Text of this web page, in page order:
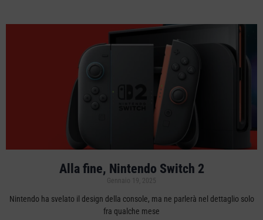
Alla fine, Nintendo Switch 2
Gennaio 19, 2025
Nintendo ha svelato il design della console, ma ne parlerà nel dettaglio solo
fra qualche mese